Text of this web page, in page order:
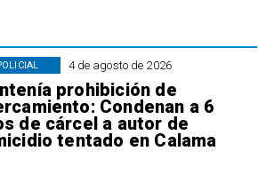
4 de agosto de 2026
prohibición de
Condenan a 6
de cárcel a autor de
tentado en Calama